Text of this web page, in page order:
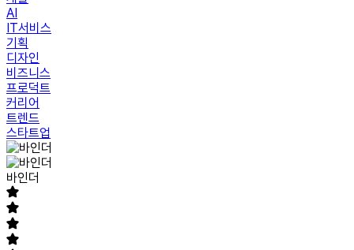
AI
IT서비스
기획
디자인
비즈니스
프로덕트
커리어
트렌드
스타트업
바인더